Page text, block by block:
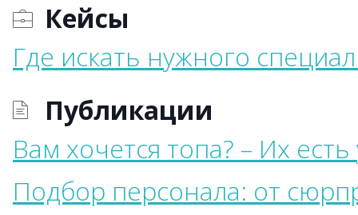
Кейсы
Где искать нужного
Публикации
Вам хочется топа? – Их
Подбор персонала: от